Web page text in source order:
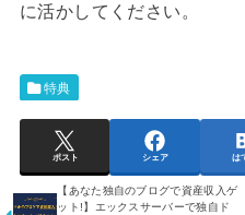
に活かしてください。
特典
ポスト シェア は
【あなた独自のブログで資産収入ゲ
ット!】エックスサーバーで独自ド